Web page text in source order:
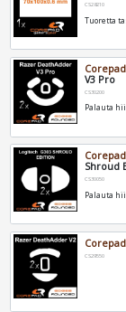
CS28210
Tuoretta
Corepad
V3 Pro
CS30200
Palauta
Corepad
Shroud
CS30050
Palauta
Corepad
CS29550